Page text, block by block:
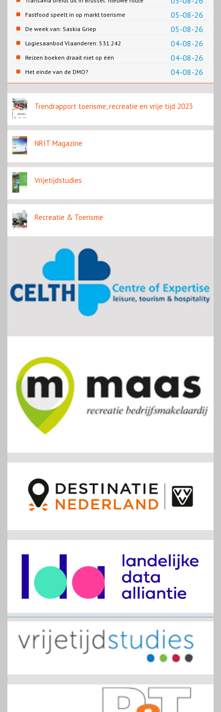
naar Porto
05-08-26
Fastfood speelt in op markt toerisme
05-08-26
De week van: Saskia Griep
04-08-26
Logiesaanbod Vlaanderen: 531.242
slaapplaatsen
04-08-26
Reizen boeken draait niet op één
contentbron
04-08-26
Het einde van de DMO?
Trendrapport toerisme, recreatie en vrije tijd 2023
NRIT Magazine
Vrijetijdstudies
Recreatie & Toerisme